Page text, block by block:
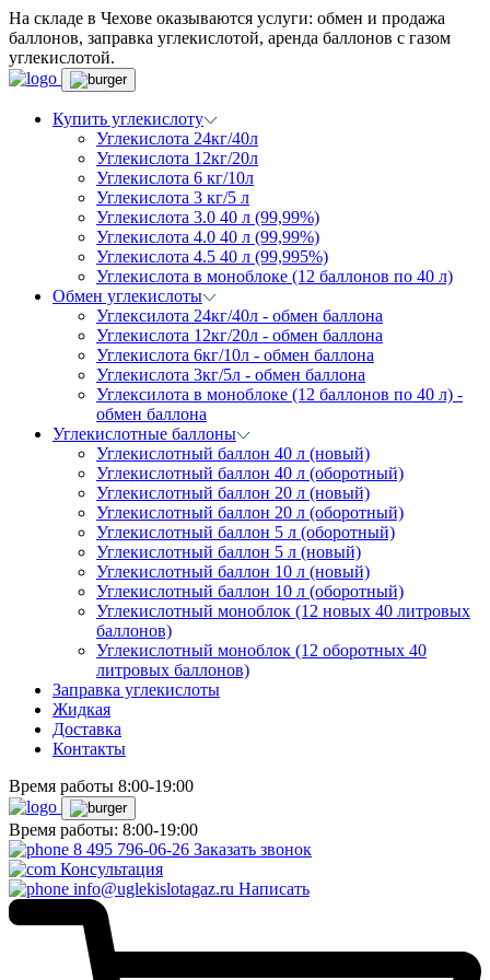
На складе в Чехове оказываются услуги: обмен и продажа
баллонов, заправка углекислотой, аренда баллонов с газом
углекислотой.
Купить углекислоту
Углекислота 24кг/40л
Углекислота 12кг/20л
Углекислота 6 кг/10л
Углекислота 3 кг/5 л
Углекислота 3.0 40 л (99,99%)
Углекислота 4.0 40 л (99,99%)
Углекислота 4.5 40 л (99,995%)
Углекислота в моноблоке (12 баллонов по 40 л)
Обмен углекислоты
Углексилота 24кг/40л - обмен баллона
Углекислота 12кг/20л - обмен баллона
Углекислота 6кг/10л - обмен баллона
Углекислота 3кг/5л - обмен баллона
Углексилота в моноблоке (12 баллонов по 40 л) -
обмен баллона
Углекислотные баллоны
Углекислотный баллон 40 л (новый)
Углекислотный баллон 40 л (оборотный)
Углекислотный баллон 20 л (новый)
Углекислотный баллон 20 л (оборотный)
Углекислотный баллон 5 л (оборотный)
Углекислотный баллон 5 л (новый)
Углекислотный баллон 10 л (новый)
Углекислотный баллон 10 л (оборотный)
Углекислотный моноблок (12 новых 40 литровых
баллонов)
Углекислотный моноблок (12 оборотных 40
литровых баллонов)
Заправка углекислоты
Жидкая
Доставка
Контакты
Время работы 8:00-19:00
Время работы: 8:00-19:00
8 495 796-06-26 Заказать звонок
Консультация
info@uglekislotagaz.ru Написать